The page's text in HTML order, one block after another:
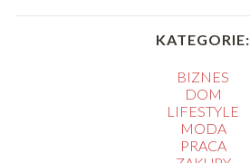
KATEGORIE:
BIZNES
DOM
LIFESTYLE
MODA
PRACA